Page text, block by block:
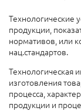
Технологические
продукции,
нормативов, или
нац.стандартов.
Технологическая
изготовления
процесса,
продукции и